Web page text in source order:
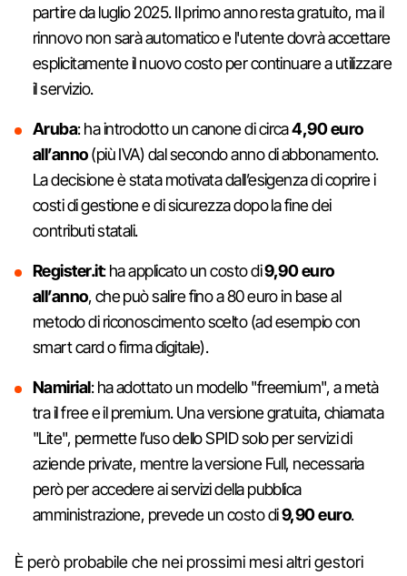
partire da luglio 2025. Il primo anno resta gratuito, ma il
rinnovo non sarà automatico e l'utente dovrà accettare
esplicitamente il nuovo costo per continuare a utilizzare
il servizio.
Aruba: ha introdotto un canone di circa4,90 euro
all’anno(più IVA) dal secondo anno di abbonamento.
La decisione è stata motivata dall’esigenza di coprire i
costi di gestione e di sicurezza dopo la fine dei
contributi statali.
Register.it: ha applicato un costo di9,90 euro
all’anno, che può salire fino a 80 euro in base al
metodo di riconoscimento scelto (ad esempio con
smart card o firma digitale).
Namirial: ha adottato un modello "freemium", a metà
tra il free e il premium. Una versione gratuita, chiamata
"Lite", permette l’uso dello SPID solo per servizi di
aziende private, mentre la versione Full, necessaria
però per accedere ai servizi della pubblica
amministrazione, prevede un costo di9,90 euro.
È però probabile che nei prossimi mesi altri gestori